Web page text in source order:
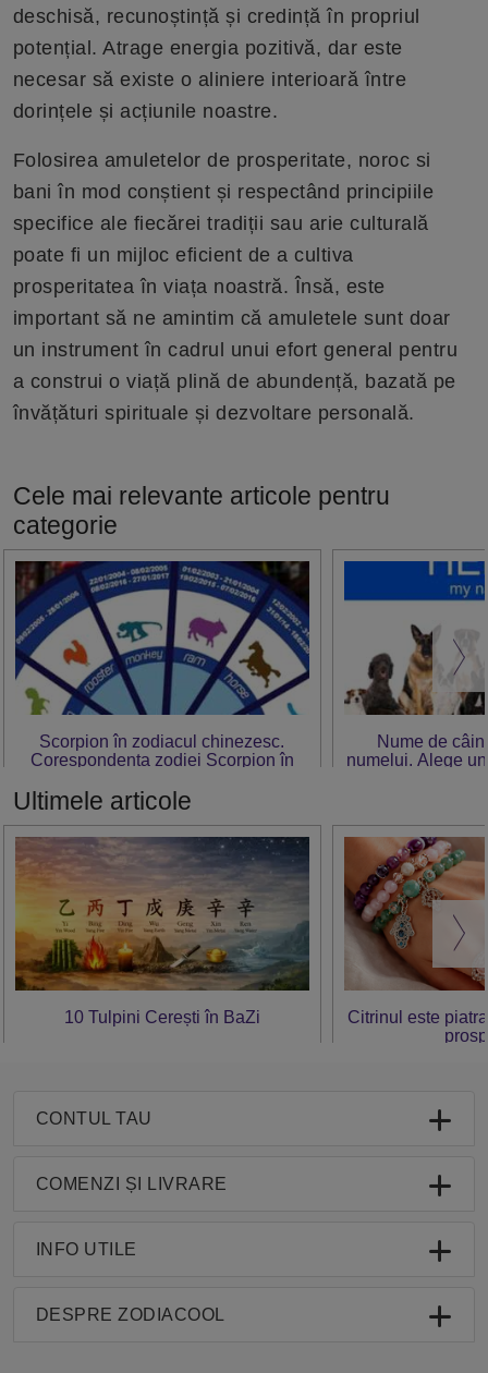
deschisă, recunoștință și credință în propriul
potențial. Atrage energia pozitivă, dar este
necesar să existe o aliniere interioară între
dorințele și acțiunile noastre.
Folosirea amuletelor de prosperitate, noroc si
bani în mod conștient și respectând principiile
specifice ale fiecărei tradiții sau arie culturală
poate fi un mijloc eficient de a cultiva
prosperitatea în viața noastră. Însă, este
important să ne amintim că amuletele sunt doar
un instrument în cadrul unui efort general pentru
a construi o viață plină de abundență, bazată pe
învățături spirituale și dezvoltare personală.
Cele mai relevante articole pentru
categorie
Scorpion în zodiacul chinezesc.
Corespondența zodiei Scorpion în
Nume de
numelui. Alege
Ultimele articole
10 Tulpini Cerești în BaZi
Citrinul este
CONTUL TAU
COMENZI ȘI LIVRARE
INFO UTILE
DESPRE ZODIACOOL